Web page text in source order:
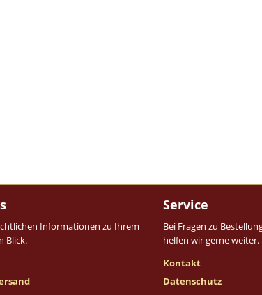
Informationen zu Ihrem
Blick.
Service
Bei Fragen zu
helfen wir gerne weiter.
Kontakt
Datenschutz